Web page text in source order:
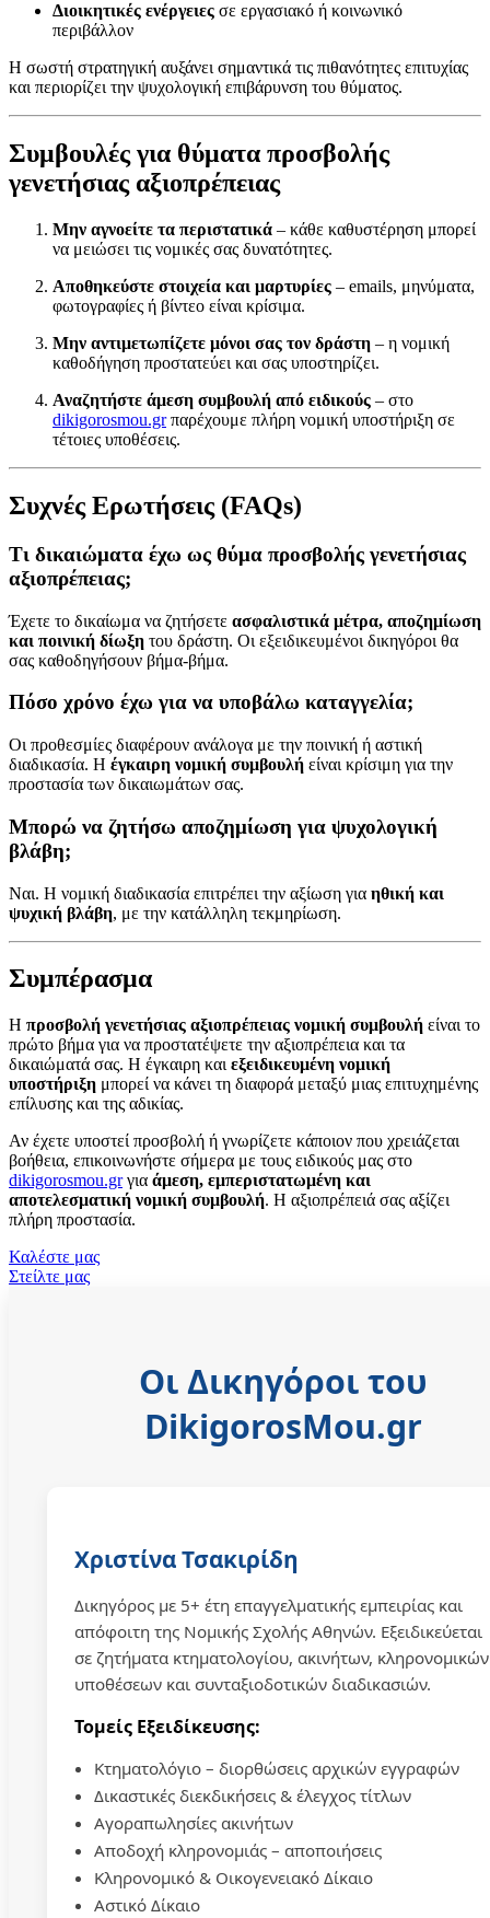
Διοικητικές ενέργειες σε εργασιακό ή κοινωνικό
περιβάλλον
Η σωστή στρατηγική αυξάνει σημαντικά τις πιθανότητες επιτυχίας
και περιορίζει την ψυχολογική επιβάρυνση του θύματος.
Συμβουλές για θύματα προσβολής
γενετήσιας αξιοπρέπειας
Μην αγνοείτε τα περιστατικά – κάθε καθυστέρηση μπορεί
να μειώσει τις νομικές σας δυνατότητες.
Αποθηκεύστε στοιχεία και μαρτυρίες – emails, μηνύματα,
φωτογραφίες ή βίντεο είναι κρίσιμα.
Μην αντιμετωπίζετε μόνοι σας τον δράστη – η νομική
καθοδήγηση προστατεύει και σας υποστηρίζει.
Αναζητήστε άμεση συμβουλή από ειδικούς – στο
dikigorosmou.grπαρέχουμε πλήρη νομική υποστήριξη σε
τέτοιες υποθέσεις.
Συχνές Ερωτήσεις (FAQs)
Τι δικαιώματα έχω ως θύμα προσβολής γενετήσιας
αξιοπρέπειας;
Έχετε το δικαίωμα να ζητήσετε ασφαλιστικά μέτρα, αποζημίωση
και ποινική δίωξη του δράστη. Οι εξειδικευμένοι δικηγόροι θα
σας καθοδηγήσουν βήμα-βήμα.
Πόσο χρόνο έχω για να υποβάλω καταγγελία;
Οι προθεσμίες διαφέρουν ανάλογα με την ποινική ή αστική
διαδικασία. Η έγκαιρη νομική συμβουλή είναι κρίσιμη για την
προστασία των δικαιωμάτων σας.
Μπορώ να ζητήσω αποζημίωση για ψυχολογική
βλάβη;
Ναι. Η νομική διαδικασία επιτρέπει την αξίωση για ηθική και
ψυχική βλάβη, με την κατάλληλη τεκμηρίωση.
Συμπέρασμα
Η προσβολή γενετήσιας αξιοπρέπειας νομική συμβουλή είναι το
πρώτο βήμα για να προστατέψετε την αξιοπρέπεια και τα
δικαιώματά σας. Η έγκαιρη και εξειδικευμένη νομική
υποστήριξη μπορεί να κάνει τη διαφορά μεταξύ μιας επιτυχημένης
επίλυσης και της αδικίας.
Αν έχετε υποστεί προσβολή ή γνωρίζετε κάποιον που χρειάζεται
βοήθεια, επικοινωνήστε σήμερα με τους ειδικούς μας στο
dikigorosmou.grγια άμεση, εμπεριστατωμένη και
αποτελεσματική νομική συμβουλή. Η αξιοπρέπειά σας αξίζει
πλήρη προστασία.
Καλέστε μας
Στείλτε μας
Οι Δικηγόροι του
DikigorosMou.gr
Χριστίνα Τσακιρίδη
Δικηγόρος με 5+ έτη επαγγελματικής εμπειρίας και
απόφοιτη της Νομικής Σχολής Αθηνών. Εξειδικεύεται
σε ζητήματα κτηματολογίου, ακινήτων, κληρονομικών
υποθέσεων και συνταξιοδοτικών διαδικασιών.
Τομείς Εξειδίκευσης:
Κτηματολόγιο – διορθώσεις αρχικών εγγραφών
Δικαστικές διεκδικήσεις & έλεγχος τίτλων
Αγοραπωλησίες ακινήτων
Αποδοχή κληρονομιάς – αποποιήσεις
Κληρονομικό & Οικογενειακό Δίκαιο
Αστικό Δίκαιο